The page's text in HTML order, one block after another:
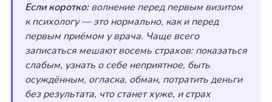
Если коротко:волнение перед первым визитом
к психологу — это нормально, как и перед
первым приёмом у врача. Чаще всего
записаться мешают восемь страхов: показаться
слабым, узнать о себе неприятное, быть
осуждённым, огласка, обман, потратить деньги
без результата, что станет хуже, и страх